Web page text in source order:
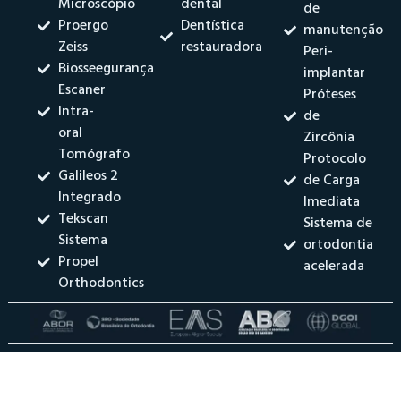
Proergo
Zeiss
Biosseegurança
Escaner
Intra-
oral
Tomógrafo
Galileos 2
Integrado
Tekscan
Sistema
Propel
Orthodontics
Dentística
restauradora
de
manutenção
Peri-
implantar
Próteses
de
Zircônia
Protocolo
de Carga
Imediata
Sistema de
ortodontia
acelerada